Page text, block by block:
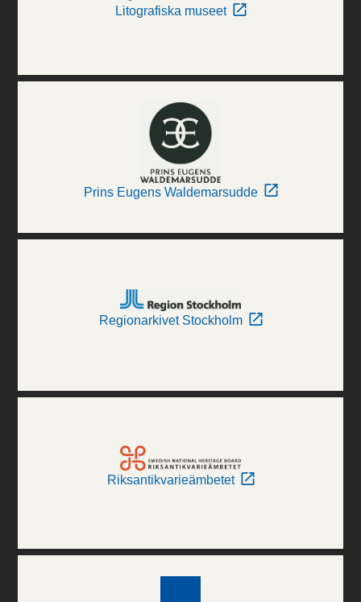
Litografiska museet
Prins Eugens Waldemarsudde
Regionarkivet Stockholm
Riksantikvarieämbetet